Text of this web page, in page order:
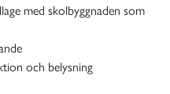
med skolbyggnaden som
och belysning